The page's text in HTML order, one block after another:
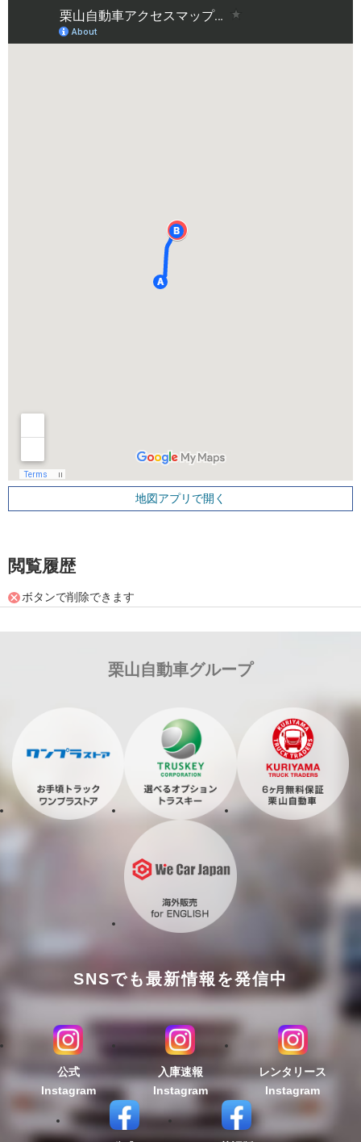
地図アプリで開く
閲覧履歴
ボタンで削除できます
栗山自動車グループ
SNSでも最新情報を発信中
公式
Instagram
入庫速報
Instagram
レンタリース
Instagram